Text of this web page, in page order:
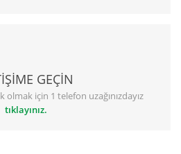
GEÇİN
için 1 telefon uzağınızdayız
tıklayınız.